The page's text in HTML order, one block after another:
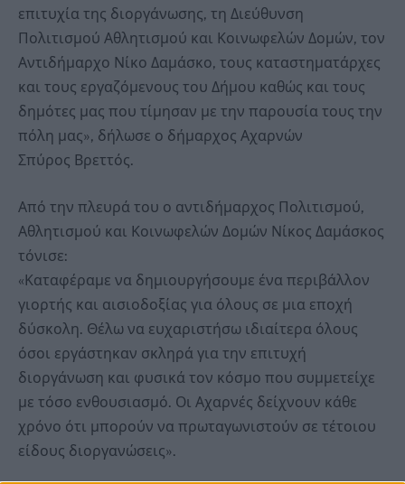
επιτυχία της διοργάνωσης, τη Διεύθυνση
Πολιτισμού Αθλητισμού και Κοινωφελών Δομών, τον
Αντιδήμαρχο Νίκο Δαμάσκο, τους καταστηματάρχες
και τους εργαζόμενους του Δήμου καθώς και τους
δημότες μας που τίμησαν με την παρουσία τους την
πόλη μας», δήλωσε ο δήμαρχος Αχαρνών
Σπύρος Βρεττός.
Από την πλευρά του ο αντιδήμαρχος Πολιτισμού,
Αθλητισμού και Κοινωφελών Δομών Νίκος Δαμάσκος
τόνισε:
«Καταφέραμε να δημιουργήσουμε ένα περιβάλλον
γιορτής και αισιοδοξίας για όλους σε μια εποχή
δύσκολη. Θέλω να ευχαριστήσω ιδιαίτερα όλους
όσοι εργάστηκαν σκληρά για την επιτυχή
διοργάνωση και φυσικά τον κόσμο που συμμετείχε
με τόσο ενθουσιασμό. Οι Αχαρνές δείχνουν κάθε
χρόνο ότι μπορούν να πρωταγωνιστούν σε τέτοιου
είδους διοργανώσεις».